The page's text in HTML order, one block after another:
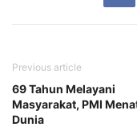
Previous article
69 Tahun Melayani
Masyarakat, PMI
Dunia